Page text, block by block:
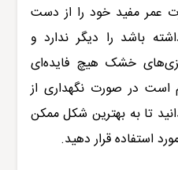
عمر مفید خود را از دست
باشد را دیگر ندارد و
خشک هیچ فایده‌ای
است در صورت نگهداری از
تا به بهترین شکل ممکن
استفاده قرار دهید.